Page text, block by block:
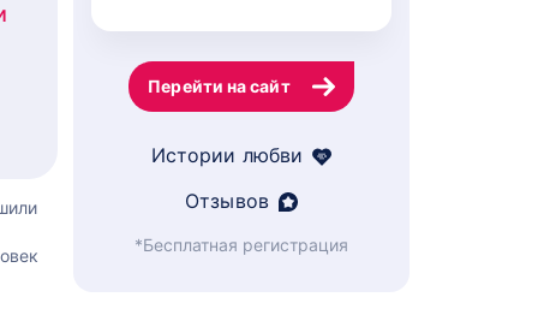
Перейти на сайт
Истории любви
Отзывов
*Бесплатная регистрация